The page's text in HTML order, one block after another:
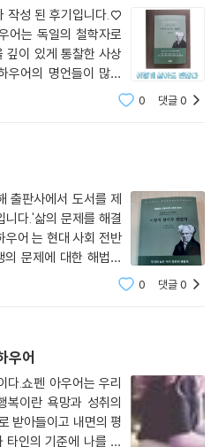
작성 된 후기입니다.♡
어는 독일의 철학자로
깊이 있게 통찰한 사상
우어의 명언들이 많이
자.. 인생선배임에는 틀
0 댓글0
출판사에서 도서를 제
다.'삶의 문제를 해결
우어 는 현대 사회 전반
문제에 대한 해법을
를 선택한다."이렇게 살
0 댓글0
우어
다.쇼펜 아우어는 우리
복이란 욕망과 성취의
받아들이고 내면의 평
타인의 기준에 나를 맞